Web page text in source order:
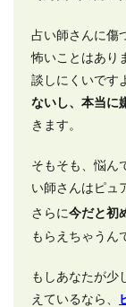
占い師さんに傷
怖いことはあり
談しにくいです
ないし、本当に
きます。
そもそも、悩ん
い師さんはピュ
さらに今だと初
もらえちゃうん
もしあなたが少
えているなら、